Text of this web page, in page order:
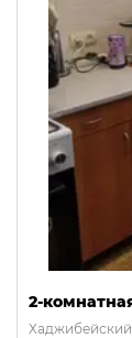
2-